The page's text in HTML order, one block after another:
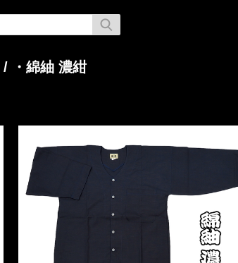
/ ・綿紬 濃紺